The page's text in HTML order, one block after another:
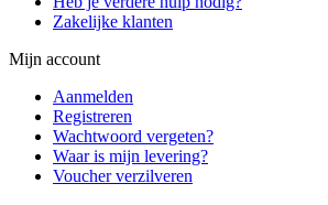
Zakelijke klanten
Mijn account
Aanmelden
Registreren
Wachtwoord vergeten?
Waar is mijn levering?
Voucher verzilveren